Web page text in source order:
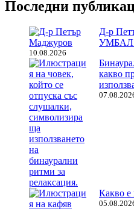
Последни
Д-р
УМБАЛ
10.08.2026
какво
Какво е